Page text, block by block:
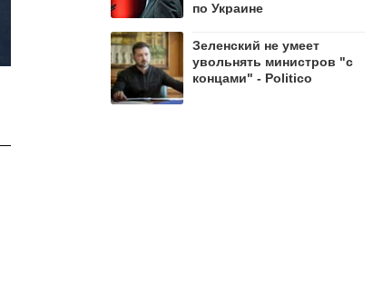
по Украине
Зеленский не умеет
увольнять министров "с
концами" - Politico